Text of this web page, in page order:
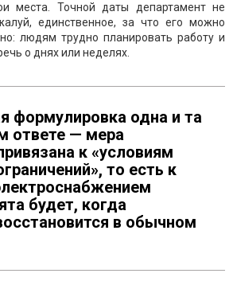
места. Точной даты департамент не
единственное, за что его можно
людям трудно планировать работу и
о днях или неделях.
формулировка одна и та
ответе — мера
к «условиям
то есть к
будет, когда
в обычном